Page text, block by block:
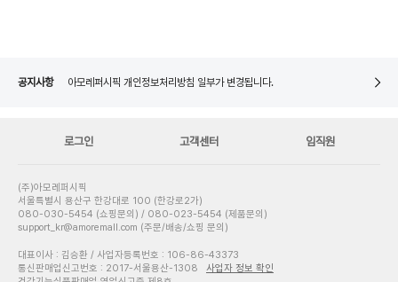
공지사항
아모레퍼시픽 개인정보처리방침 일부가 변경됩니다.
로그인 고객센터 임직원
(주)아모레퍼시픽
서울특별시 용산구 한강대로 100 (한강로2가)
080-030-5454 (쇼핑문의) / 080-023-5454 (제품문의)
support_kr@amoremall.com (주문/배송/쇼핑 문의)
대표이사 : 김승환 / 사업자등록번호 : 106-86-43373
통신판매업신고번호 : 2017-서울용산-1308
사업자 정보 확인